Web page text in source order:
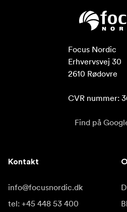
Focus Nordic
Erhvervsvej 30
2610 Rødovre
CVR nummer:
Find på
Kontakt
info@focusnordic.dk
tel: +45 448 53 400